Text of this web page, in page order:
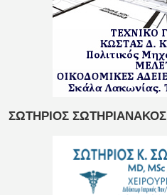
ΣΩΤΗΡΙΟΣ ΣΩΤΗΡΙΑΝΑΚΟΣ